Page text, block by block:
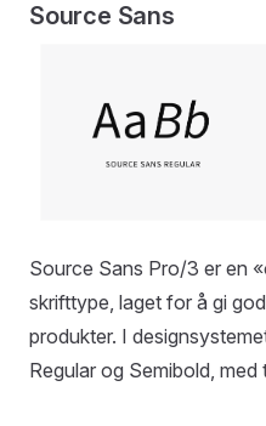
Source Sans
Source Sans Pro/3 er en
skrifttype, laget for å gi
produkter. I
Regular og Semibold,